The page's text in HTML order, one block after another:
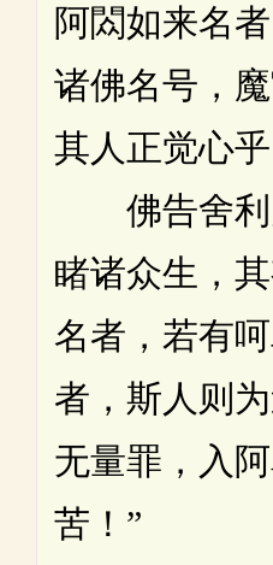
阿閦如来名
诸佛名号，
其人正觉心
佛告舍利
睹诸众生，
名者，若有
者，斯人则
无量罪，入
苦！”